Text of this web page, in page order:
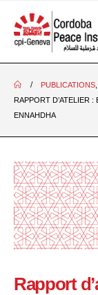
PUBLICATIONS,
RAPPORT D’ATELIER :
ENNAHDHA
Rapport